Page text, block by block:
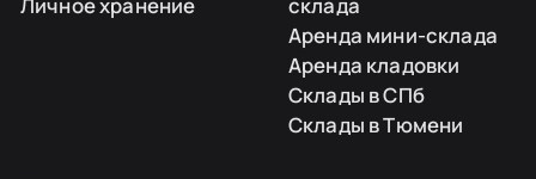
Аренда мини-склада
Аренда кладовки
Склады в СПб
Склады в Тюмени